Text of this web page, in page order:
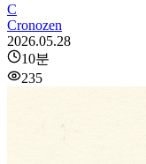
C
Cronozen
2026.05.28
10분
235